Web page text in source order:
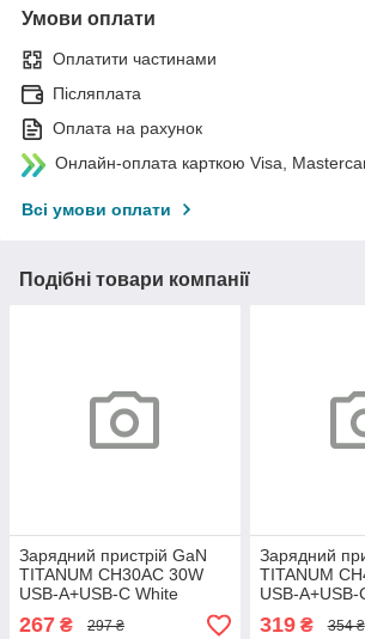
Умови оплати
Оплатити частинами
Післяплата
Оплата на рахунок
Онлайн-оплата карткою Visa,
Всі умови оплати
Подібні товари компанії
Зарядний пристрій GaN
TITANUM CH30AC 30W
USB-A+USB-C White
(240шт/ящ)
267 ₴ 297 ₴
Зарядний
TITANUM
USB-A+USB-
(240шт/ящ)
319₴ 354 ₴